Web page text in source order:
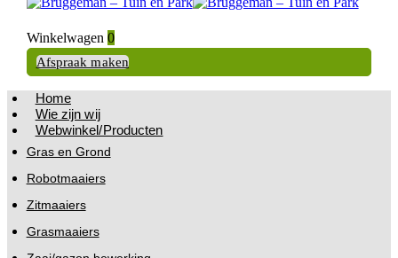
Winkelwagen 0
Afspraak maken
Home
Wie zijn wij
Webwinkel/Producten
Gras en Grond
Robotmaaiers
Zitmaaiers
Grasmaaiers